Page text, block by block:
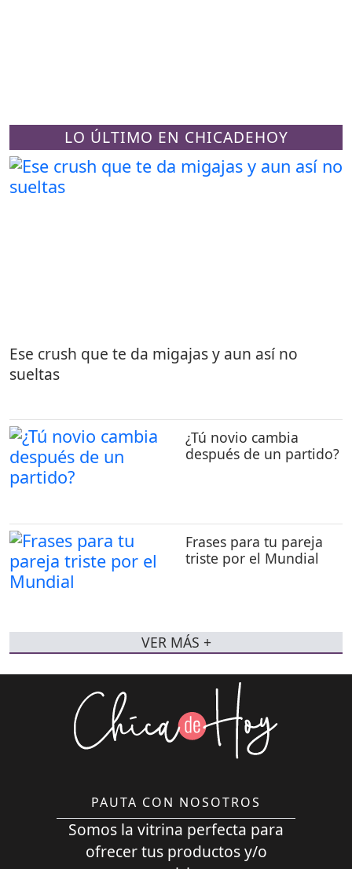
LO ÚLTIMO EN CHICADEHOY
Ese crush que te da migajas y aun así no
sueltas
¿Tú novio cambia
después de un partido?
Frases para tu pareja
triste por el Mundial
VER MÁS +
PAUTA CON NOSOTROS
Somos la vitrina perfecta para
ofrecer tus productos y/o